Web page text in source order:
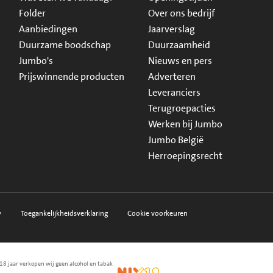
Folder
Aanbiedingen
Duurzame boodschap
Jumbo's
Prijswinnende producten
Over ons bedrijf
Jaarverslag
Duurzaamheid
Nieuws en pers
Adverteren
Leveranciers
Terugroepacties
Werken bij Jumbo
Jumbo België
Herroepingsrecht
Toegankelijkheidsverklaring Cookie voorkeuren
jaar verkopen wij geen alcohol en tabak NIX18